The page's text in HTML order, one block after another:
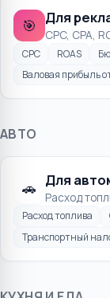
🎯 Для
CPC, CPA,
CPC ROAS
Валовая прибыль
АВТО
🚗 Для
Расход
Расход топлива
Транспортный